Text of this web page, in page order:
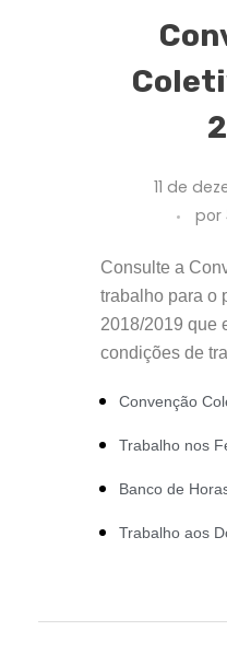
11 de
por
Consulte a
trabalho para o
2018/2019 que
condições de
Convenção
Trabalho nos
Banco de
Trabalho aos